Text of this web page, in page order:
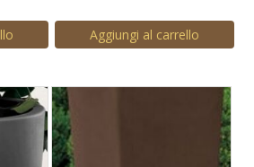
Aggiungi al carrello